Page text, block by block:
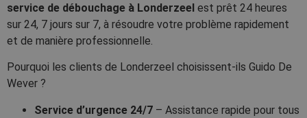
service de débouchage à Londerzeel est prêt 24 heures
sur 24, 7 jours sur 7, à résoudre votre problème rapidement
et de manière professionnelle.
Pourquoi les clients de Londerzeel choisissent-ils Guido De
Wever ?
Service d’urgence 24/7 – Assistance rapide pour tous